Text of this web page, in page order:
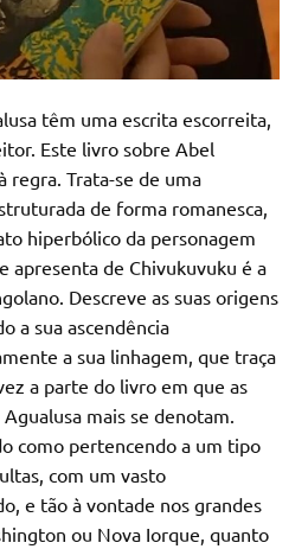
têm uma escrita escorreita,
Este livro sobre Abel
regra. Trata-se de uma
de forma romanesca,
hiperbólico da personagem
apresenta de Chivukuvuku é a
Descreve as suas origens
a sua ascendência
a sua linhagem, que traça
a parte do livro em que as
mais se denotam.
como pertencendo a um tipo
com um vasto
e tão à vontade nos grandes
ou Nova Iorque, quanto